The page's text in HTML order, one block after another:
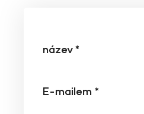
název *
E-mailem *